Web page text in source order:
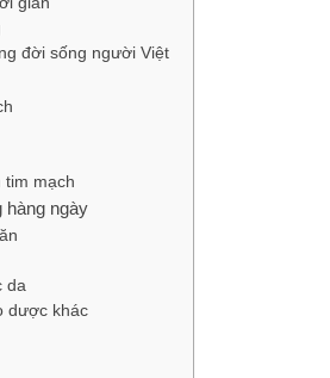
đời sống người Việt
tim mạch
hàng ngày
da
dược khác